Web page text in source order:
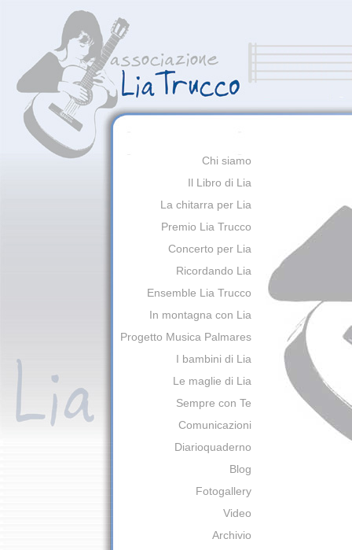
Chi siamo
Il Libro di Lia
La chitarra per Lia
Premio Lia Trucco
Concerto per Lia
Ricordando Lia
Ensemble Lia Trucco
In montagna con Lia
Progetto Musica Palmares
I bambini di Lia
Le maglie di Lia
Sempre con Te
Comunicazioni
Diarioquaderno
Blog
Fotogallery
Video
Archivio